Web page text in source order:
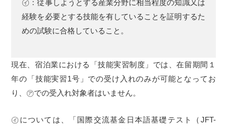
㋑：従事しようとする産業分野に相当程度の知識又は
経験を必要とする技能を有していることを証明するた
めの試験に合格していること。
現在、宿泊業における「技能実習制度」では、在留期間１
年の「技能実習1号」での受け入れのみが可能となってお
り、㋐での受入れ対象者はいません。
㋑については、「国際交流基金日本語基礎テスト（JFT-